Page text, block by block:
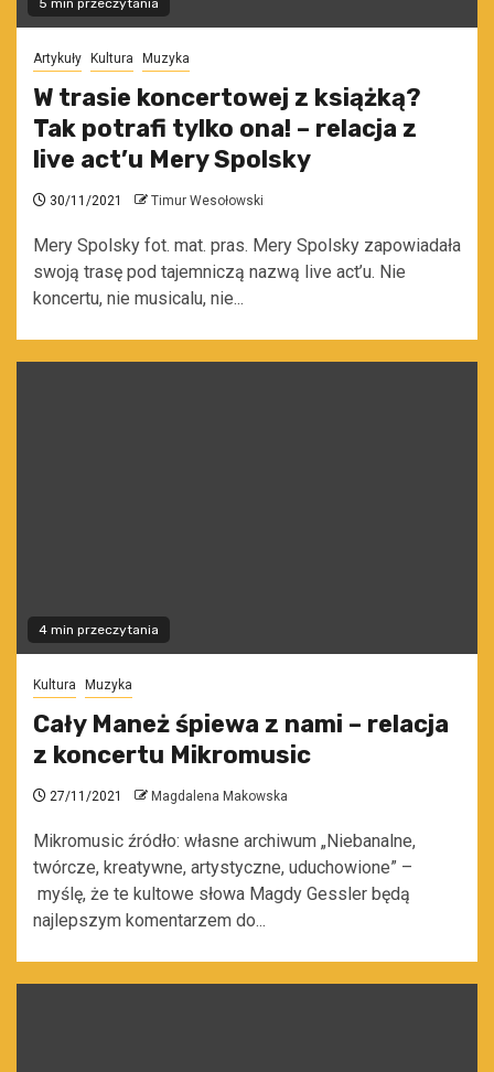
5 min przeczytania
Artykuły Kultura Muzyka
W trasie koncertowej z książką?
Tak potrafi tylko ona! – relacja z
live act’u Mery Spolsky
30/11/2021 Timur Wesołowski
Mery Spolsky fot. mat. pras. Mery Spolsky zapowiadała
swoją trasę pod tajemniczą nazwą live act’u. Nie
koncertu, nie musicalu, nie...
4 min przeczytania
Kultura Muzyka
Cały Maneż śpiewa z nami – relacja
z koncertu Mikromusic
27/11/2021 Magdalena Makowska
Mikromusic źródło: własne archiwum „Niebanalne,
twórcze, kreatywne, artystyczne, uduchowione” –
myślę, że te kultowe słowa Magdy Gessler będą
najlepszym komentarzem do...